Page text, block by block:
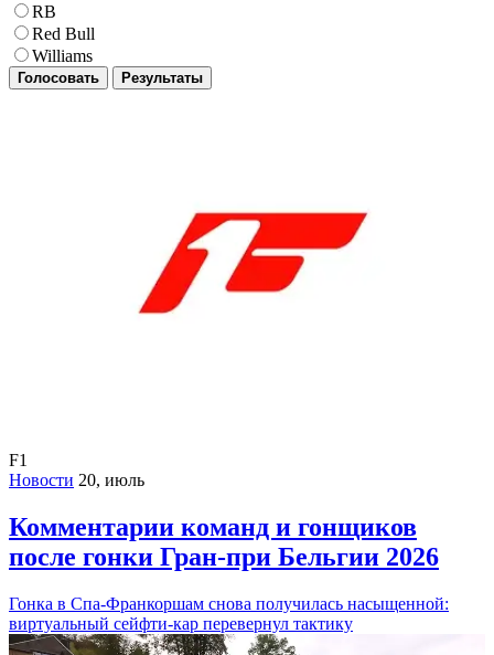
RB
Red Bull
Williams
Голосовать Результаты
F1
Новости 20, июль
Комментарии команд и гонщиков
после гонки Гран-при Бельгии 2026
Гонка в Спа-Франкоршам снова получилась насыщенной:
виртуальный сейфти-кар перевернул тактику